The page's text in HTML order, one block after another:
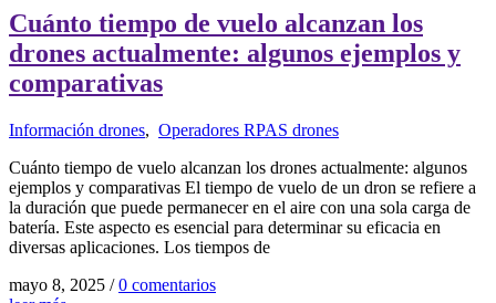
Cuánto tiempo de vuelo alcanzan los
drones actualmente: algunos ejemplos y
comparativas
Información drones, Operadores RPAS drones
Cuánto tiempo de vuelo alcanzan los drones actualmente: algunos
ejemplos y comparativas El tiempo de vuelo de un dron se refiere a
la duración que puede permanecer en el aire con una sola carga de
batería. Este aspecto es esencial para determinar su eficacia en
diversas aplicaciones. Los tiempos de
mayo 8, 2025 / 0 comentarios